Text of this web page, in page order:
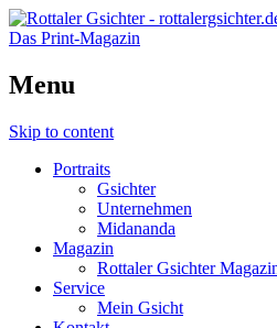
Das Print-Magazin
Menu
Skip to content
Portraits
Gsichter
Unternehmen
Midananda
Magazin
Rottaler Gsichter
Service
Mein Gsicht